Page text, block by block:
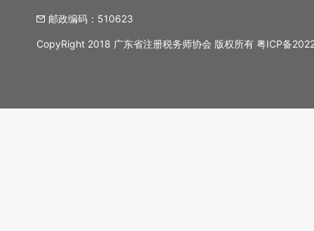
邮政编码：510623
CopyRight 2018 广东省注册税务师协会 版权所有 粤ICP备